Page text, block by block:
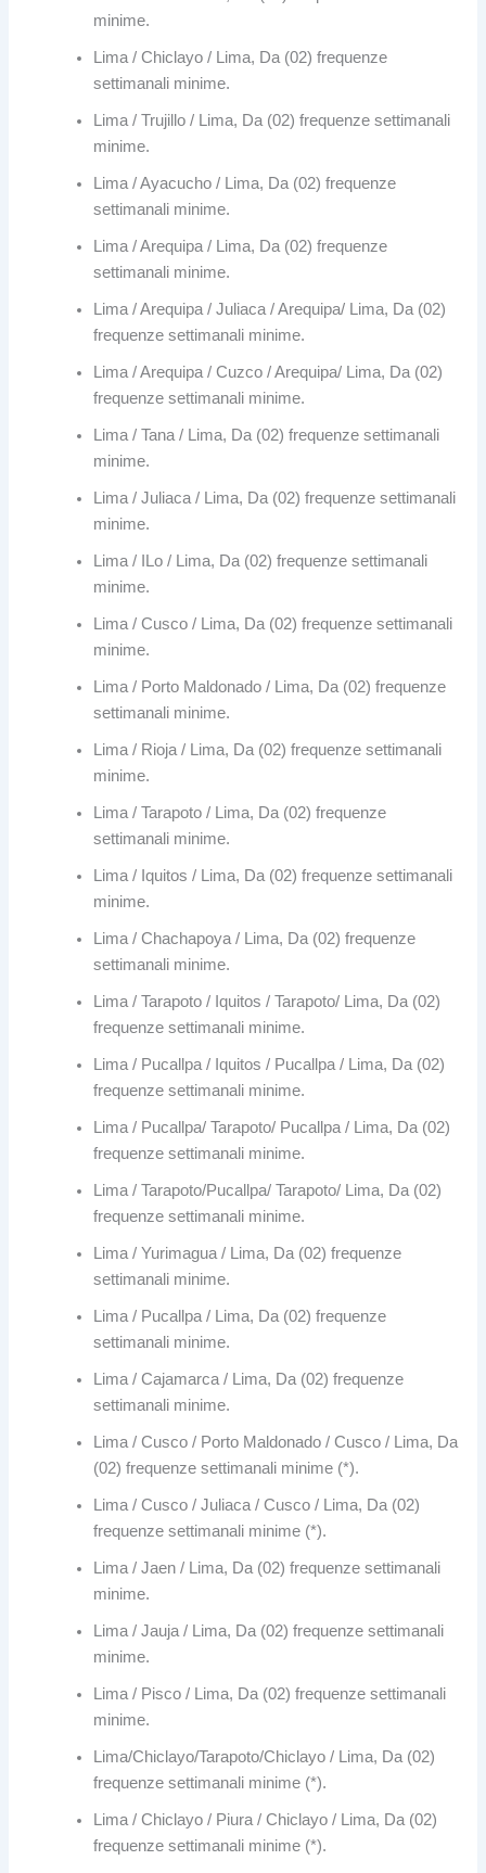
minime.
Lima / Chiclayo / Lima, Da (02) frequenze
settimanali minime.
Lima / Trujillo / Lima, Da (02) frequenze settimanali
minime.
Lima / Ayacucho / Lima, Da (02) frequenze
settimanali minime.
Lima / Arequipa / Lima, Da (02) frequenze
settimanali minime.
Lima / Arequipa / Juliaca / Arequipa/ Lima, Da (02)
frequenze settimanali minime.
Lima / Arequipa / Cuzco / Arequipa/ Lima, Da (02)
frequenze settimanali minime.
Lima / Tana / Lima, Da (02) frequenze settimanali
minime.
Lima / Juliaca / Lima, Da (02) frequenze settimanali
minime.
Lima / ILo / Lima, Da (02) frequenze settimanali
minime.
Lima / Cusco / Lima, Da (02) frequenze settimanali
minime.
Lima / Porto Maldonado / Lima, Da (02) frequenze
settimanali minime.
Lima / Rioja / Lima, Da (02) frequenze settimanali
minime.
Lima / Tarapoto / Lima, Da (02) frequenze
settimanali minime.
Lima / Iquitos / Lima, Da (02) frequenze settimanali
minime.
Lima / Chachapoya / Lima, Da (02) frequenze
settimanali minime.
Lima / Tarapoto / Iquitos / Tarapoto/ Lima, Da (02)
frequenze settimanali minime.
Lima / Pucallpa / Iquitos / Pucallpa / Lima, Da (02)
frequenze settimanali minime.
Lima / Pucallpa/ Tarapoto/ Pucallpa / Lima, Da (02)
frequenze settimanali minime.
Lima / Tarapoto/Pucallpa/ Tarapoto/ Lima, Da (02)
frequenze settimanali minime.
Lima / Yurimagua / Lima, Da (02) frequenze
settimanali minime.
Lima / Pucallpa / Lima, Da (02) frequenze
settimanali minime.
Lima / Cajamarca / Lima, Da (02) frequenze
settimanali minime.
Lima / Cusco / Porto Maldonado / Cusco / Lima, Da
(02) frequenze settimanali minime (*).
Lima / Cusco / Juliaca / Cusco / Lima, Da (02)
frequenze settimanali minime (*).
Lima / Jaen / Lima, Da (02) frequenze settimanali
minime.
Lima / Jauja / Lima, Da (02) frequenze settimanali
minime.
Lima / Pisco / Lima, Da (02) frequenze settimanali
minime.
Lima/Chiclayo/Tarapoto/Chiclayo / Lima, Da (02)
frequenze settimanali minime (*).
Lima / Chiclayo / Piura / Chiclayo / Lima, Da (02)
frequenze settimanali minime (*).